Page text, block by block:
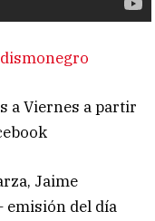
a Viernes a partir
Jaime
emisión del día